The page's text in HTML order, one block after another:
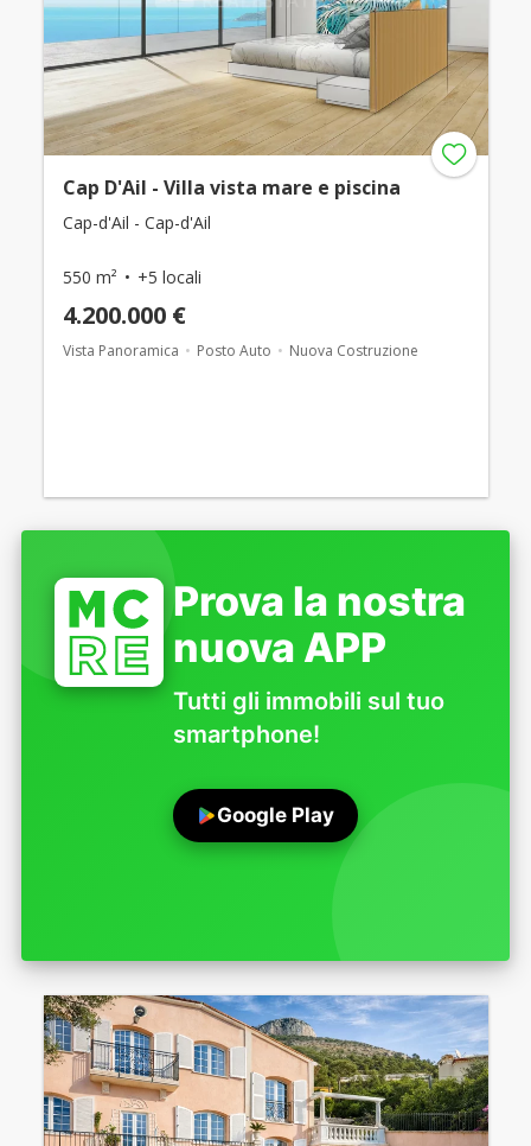
Cap D'Ail - Villa vista mare e piscina
Cap-d'Ail - Cap-d'Ail
550 m² +5 locali
4.200.000 €
Vista Panoramica Posto Auto Nuova Costruzione
Prova la nostra
nuova APP
Tutti gli immobili sul tuo
smartphone!
Google Play